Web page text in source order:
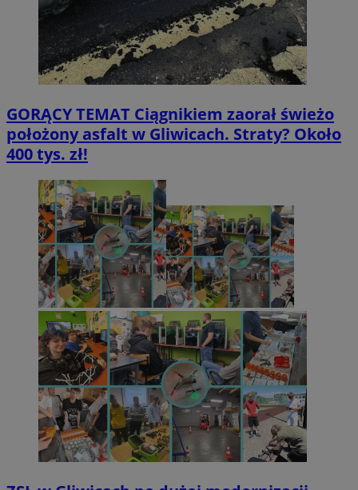
GORĄCY TEMAT Ciągnikiem zaorał świeżo
położony asfalt w Gliwicach. Straty? Około
400 tys. zł!